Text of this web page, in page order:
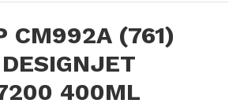
CM992A (761)
400ML